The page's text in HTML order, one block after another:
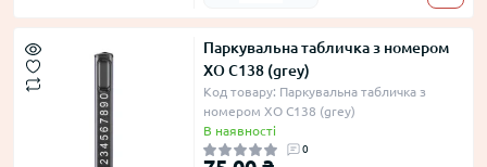
Паркувальна табличка з номером
XO C138 (grey)
Код товару: Паркувальна табличка з
номером XO C138 (grey)
В наявності
0